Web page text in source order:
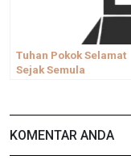
Tuhan Pokok Selamat
Sejak Semula
KOMENTAR ANDA